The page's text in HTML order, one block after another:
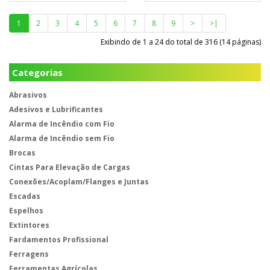
Categorias
Abrasivos
Adesivos e Lubrificantes
Alarma de Incêndio com Fio
Alarma de Incêndio sem Fio
Brocas
Cintas Para Elevação de Cargas
Conexões/Acoplam/Flanges e Juntas
Escadas
Espelhos
Extintores
Fardamentos Profissional
Ferragens
1 2 3 4 5 6 7 8 9 >
>|
Exibindo de 1 a 24 do total de 316 (14 páginas)